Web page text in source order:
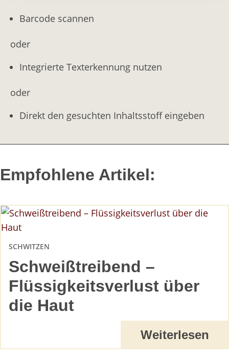
Barcode scannen
oder
Integrierte Texterkennung nutzen
oder
Direkt den gesuchten Inhaltsstoff eingeben
Empfohlene Artikel:
Schweißtreibend –
Flüssigkeitsverlust über
die Haut
SCHWITZEN
Weiterlesen